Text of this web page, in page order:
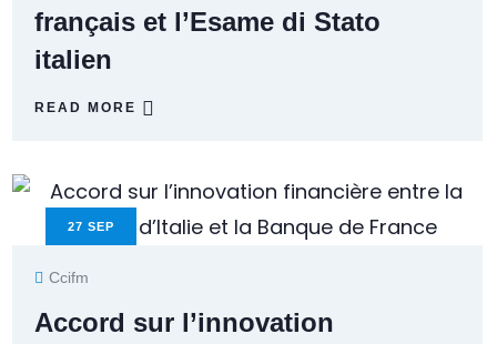
français et l’Esame di Stato
italien
READ MORE
27 SEP
Ccifm
Accord sur l’innovation